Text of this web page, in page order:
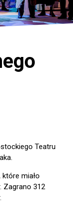
Teatru
miało
Zagrano 312